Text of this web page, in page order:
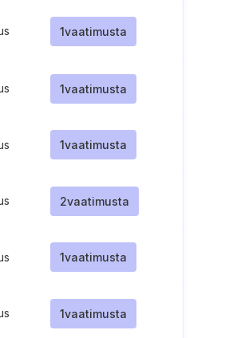
1vaatimusta
1vaatimusta
1vaatimusta
2vaatimusta
1vaatimusta
1vaatimusta